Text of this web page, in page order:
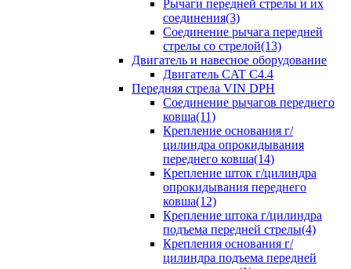
Рычаги передней стрелы и их
соединения(3)
Соединение рычага передней
стрелы со стрелой(13)
Двигатель и навесное оборудование
Двигатель CAT C4.4
Передняя стрела VIN DPH
Cоединение рычагов переднего
ковша(11)
Крепление основания г/
цилиндра опрокидывания
переднего ковша(14)
Крепление шток г/цилиндра
опрокидывания переднего
ковша(12)
Крепление штока г/цилиндра
подъема передней стрелы(4)
Крепления основания г/
цилиндра подъема передней